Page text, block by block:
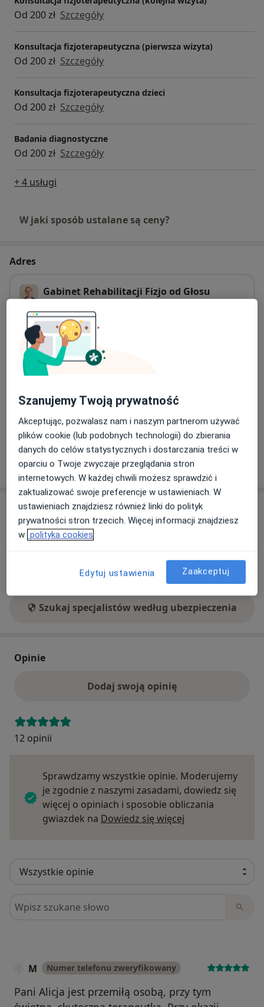
Od 200 zł Szczegóły
Konsultacja fizjoterapeutyczna (pierwsza wizyta)
Od 200 zł Szczegóły
Konsultacja fizjoterapeutyczna dzieci
Od 200 zł Szczegóły
Badania diagnostyczne
Od 200 zł Szczegóły
+ 4 usługi
W jaki sposób ustalane są ceny?
Adres
Gabinet Rehabilitacji Fizjo od Głosu
605Radom
Powiększ mapę
internet
Co mam zrobić w tej sytuacji?
Pokaż więcej
o adresie
Ubezpieczenia - brak akceptowanych
Ten specjalista przyjmuje wyłącznie pacjentów
prywatnych. Możesz opłacić wizytę samodzielnie lub
Szukaj specjalistów według ubezpieczenia
Opinie
Dodaj swoją opinię
12 opinii
Sprawdzamy wszystkie opinie. Moderujemy
je zgodnie z naszymi zasadami, dowiedz się
więcej o opiniach i sposobie obliczania
gwiazdek na Dowiedz się więcej
Szukaj w opiniach
M Numer telefonu zweryfikowany
Pani Alicja jest przemiłą osobą, przy tym
Szanujemy Twoją prywatność
Akceptując, pozwalasz nam i naszym partnerom używać
plików cookie (lub podobnych technologii) do zbierania
danych do celów statystycznych i dostarczania treści w
oparciu o Twoje zwyczaje przeglądania stron
internetowych. W każdej chwili możesz sprawdzić i
zaktualizować swoje preferencje w ustawieniach. W
ustawieniach znajdziesz również linki do polityk
prywatności stron trzecich. Więcej informacji znajdziesz
w polityka cookies
Edytuj ustawienia Zaakceptuj